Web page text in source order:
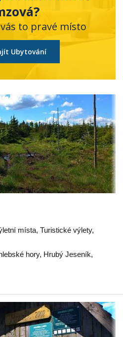
to pravé místo
Ubytování
místa, Turistické výlety,
hory, Hrubý Jeseník,